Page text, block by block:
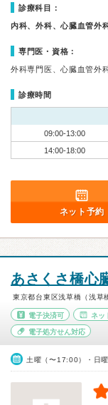
診療科目：
内科、外科、心臓血管外
専門医・資格：
外科専門医、心臓血管外
診療時間
09:00-13:00
14:00-18:00
ネット予約
あさくさ橋心
東京都台東区浅草橋（浅草
電子決済可 ネッ
電子処方せん対応
土曜（〜17:00）・日曜